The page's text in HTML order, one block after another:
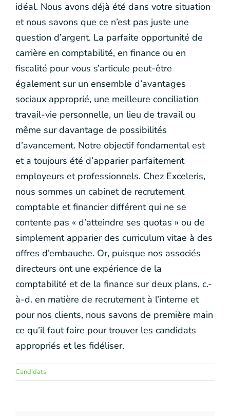
idéal. Nous avons déjà été dans votre situation
et nous savons que ce n’est pas juste une
question d’argent. La parfaite opportunité de
carrière en comptabilité, en finance ou en
fiscalité pour vous s’articule peut-être
également sur un ensemble d’avantages
sociaux approprié, une meilleure conciliation
travail-vie personnelle, un lieu de travail ou
même sur davantage de possibilités
d’avancement. Notre objectif fondamental est
et a toujours été d’apparier parfaitement
employeurs et professionnels. Chez Exceleris,
nous sommes un cabinet de recrutement
comptable et financier différent qui ne se
contente pas « d’atteindre ses quotas » ou de
simplement apparier des curriculum vitae à des
offres d’embauche. Or, puisque nos associés
directeurs ont une expérience de la
comptabilité et de la finance sur deux plans, c.-
à-d. en matière de recrutement à l’interne et
pour nos clients, nous savons de première main
ce qu’il faut faire pour trouver les candidats
appropriés et les fidéliser.
Candidats